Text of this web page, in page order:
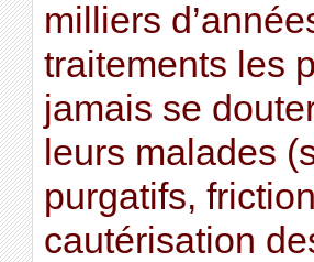
milliers
traitements les
jamais se
leurs malades
purgatifs,
cautérisation